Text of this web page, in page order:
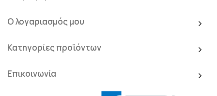
Ο λογαριασμός μου
Κατηγορίες προϊόντων
Επικοινωνία